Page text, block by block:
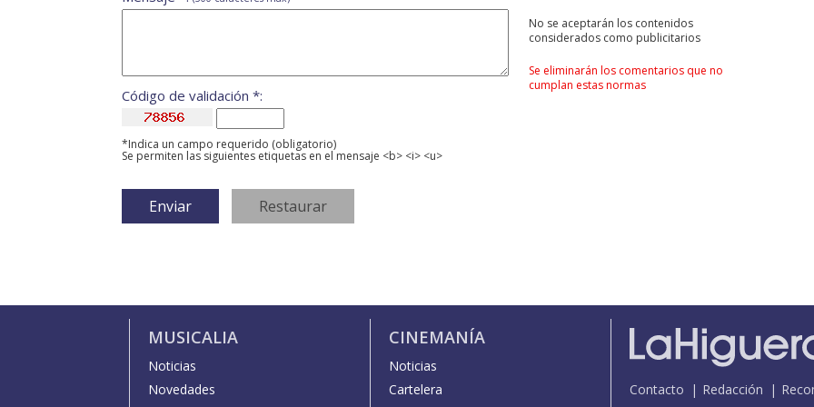
No se aceptarán los contenidos
considerados como publicitarios
Se eliminarán los comentarios que no
cumplan estas normas
Código de validación *:
*Indica un campo requerido (obligatorio)
Se permiten las siguientes etiquetas en el mensaje <b> <i> <u>
MUSICALIA
Noticias
Novedades
CINEMANÍA
Noticias
Cartelera
Contacto Redacción